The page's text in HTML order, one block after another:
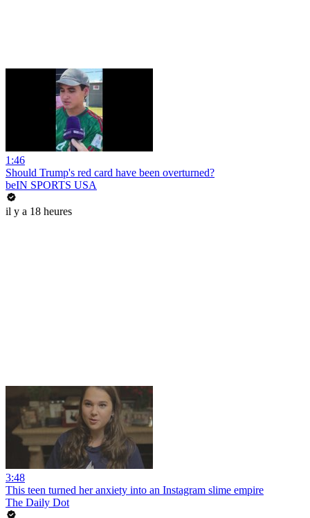
1:46
Should Trump's red card have been overturned?
beIN SPORTS USA
il y a 18 heures
3:48
This teen turned her anxiety into an Instagram slime empire
The Daily Dot